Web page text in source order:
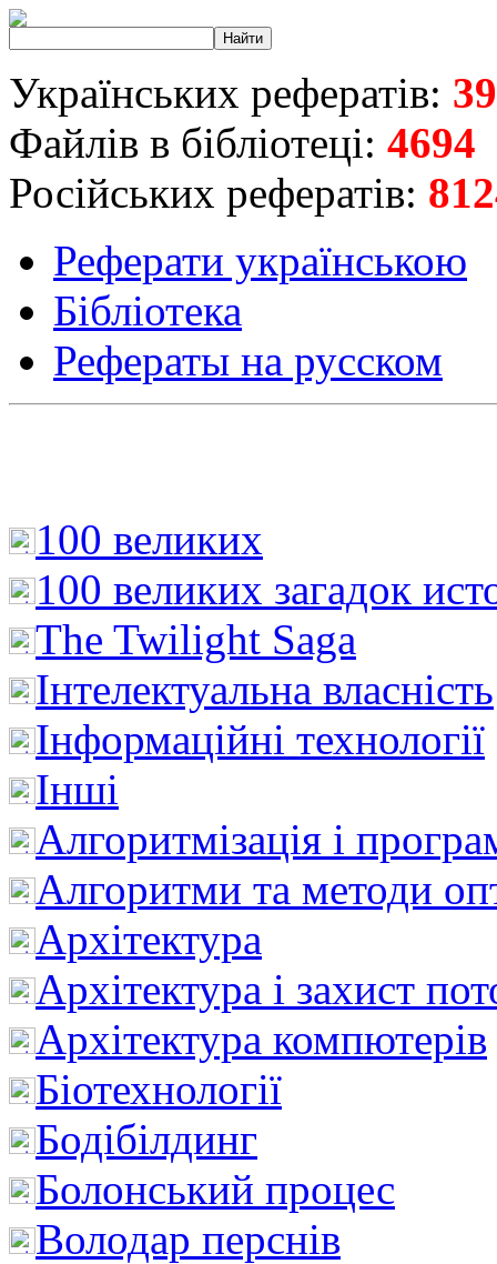
Українських рефератів:
Файлів в бібліотеці: 4694
Російських рефератів:
Реферати українською
Бібліотека
Рефераты на русском
100 великих
100 великих загадок
The Twilight Saga
Інтелектуальна влaсність
Інформаційні технології
Інші
Алгоритмізація і
Алгоритми та методи
Архітектура
Архітектура і захист
Архітектура компютерів
Біотехнології
Бодібілдинг
Болонський процес
Володар перснів